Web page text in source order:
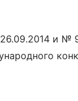
и №